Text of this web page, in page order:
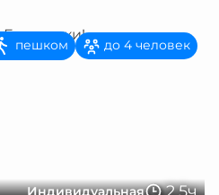
Индивидуальная
пешком до 4 человек